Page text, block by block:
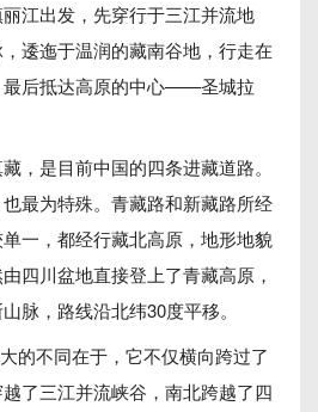
江出发，先穿行于三江并流地
逶迤于温润的藏南谷地，行走在
最后抵达高原的中心——圣城拉
，是目前中国的四条进藏道路。
最为特殊。青藏路和新藏路所经
一，都经行藏北高原，地形地貌
四川盆地直接登上了青藏高原，
脉，路线沿北纬30度平移。
的不同在于，它不仅横向跨过了
了三江并流峡谷，南北跨越了四